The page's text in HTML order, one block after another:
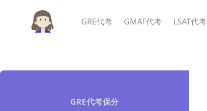
GRE代考 GMAT代考 LSAT代考
GRE代考保分